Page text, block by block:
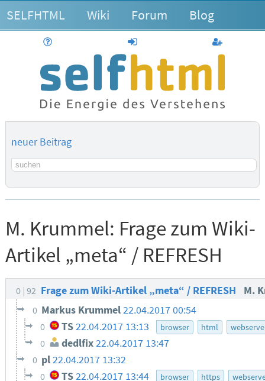
SELFHTML Wiki Forum Blog
anmelden
neuer Beitrag
Suchbegriff
M. Krummel: Frage zum Wiki-
Artikel „meta“ / REFRESH
0 92 Frage zum Wiki-Artikel „meta“ / REFRESH M.
0 Markus Krummel22.04.2017 00:54
0 TS 22.04.2017 13:13 browser html
0 dedlfix 22.04.2017 13:47
0 pl22.04.2017 13:32
0 TS 22.04.2017 13:44 browser https